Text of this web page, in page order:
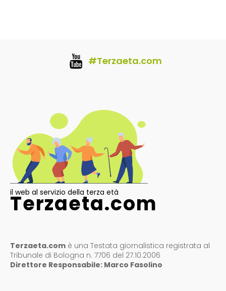
#Terzaeta.com
il web al servizio della terza età
Terzaeta.com
Terzaeta.com è una Testata giornalistica registrata al
Tribunale di Bologna n. 7706 del 27.10.2006
Direttore Responsabile: Marco Fasolino